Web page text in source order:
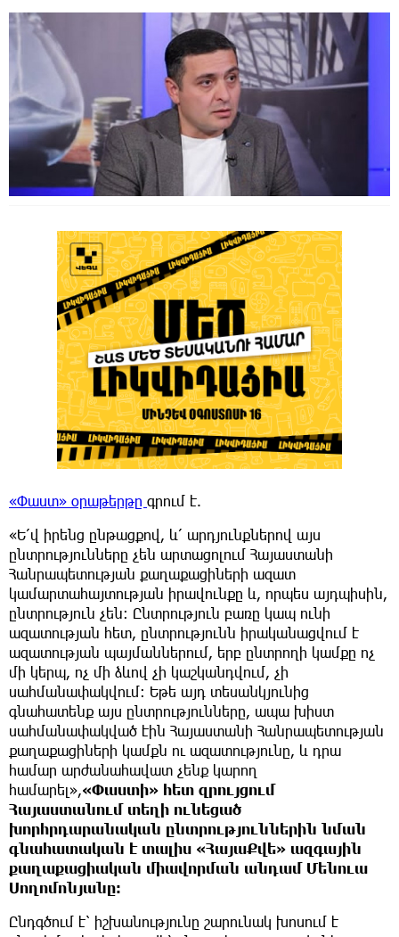
«Փաստ» օրաթերթը գրում է.
«Ե՛վ իրենց ընթացքով, և՛ արդյունքներով այս
ընտրությունները չեն արտացոլում Հայաստանի
Հանրապետության քաղաքացիների ազատ
կամարտահայտության իրավունքը և, որպես այդպիսին,
ընտրություն չեն։ Ընտրություն բառը կապ ունի
ազատության հետ, ընտրությունն իրականացվում է
ազատության պայմաններում, երբ ընտրողի կամքը ոչ
մի կերպ, ոչ մի ձևով չի կաշկանդվում, չի
սահմանափակվում։ Եթե այդ տեսանկյունից
գնահատենք այս ընտրությունները, ապա խիստ
սահմանափակված էին Հայաստանի Հանրապետության
քաղաքացիների կամքն ու ազատությունը, և դրա
համար արժանահավատ չենք կարող
համարել»,«Փաստի» հետ զրույցում
Հայաստանում տեղի ունեցած
խորհրդարանական ընտրություններին նման
գնահատական է տալիս «ՀայաՔվե» ազգային
քաղաքացիական միավորման անդամ Մենուա
Սողոմոնյանը։
Ընդգծում է՝ իշխանությունը շարունակ խոսում է